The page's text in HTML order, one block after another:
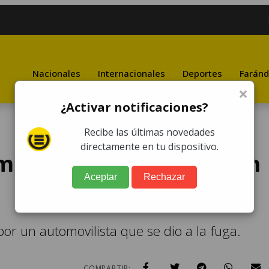
Nacionales Internacionales Deportes
tras accidente en
un automovilista que se dio a la fuga.
×
¿Activar notificaciones?
Recibe las últimas novedades
directamente en tu dispositivo.
Aceptar Rechazar